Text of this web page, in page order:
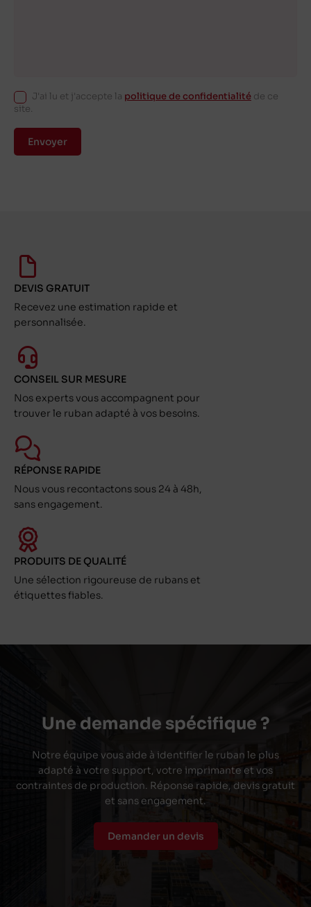
J'ai lu et j'accepte la politique de confidentialité de ce
site.
Envoyer
DEVIS GRATUIT
Recevez une estimation rapide et
personnalisée.
CONSEIL SUR MESURE
Nos experts vous accompagnent pour
trouver le ruban adapté à vos besoins.
RÉPONSE RAPIDE
Nous vous recontactons sous 24 à 48h,
sans engagement.
PRODUITS DE QUALITÉ
Une sélection rigoureuse de rubans et
étiquettes fiables.
Une demande spécifique ?
Notre équipe vous aide à identifier le ruban le plus
adapté à votre support, votre imprimante et vos
contraintes de production. Réponse rapide, devis gratuit
et sans engagement.
Demander un devis